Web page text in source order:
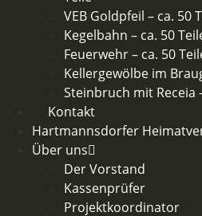
VEB Goldpfeil – ca. 50
Kegelbahn – ca. 50
Feuerwehr – ca. 50
Kellergewölbe im
Steinbruch mit Receia
Kontakt
Hartmannsdorfer
Über uns
Der Vorstand
Kassenprüfer
Projektkoordinator